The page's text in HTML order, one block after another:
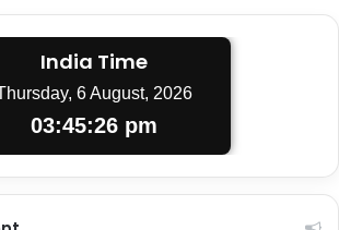
India Time
6 August, 2026
03:45:27 pm